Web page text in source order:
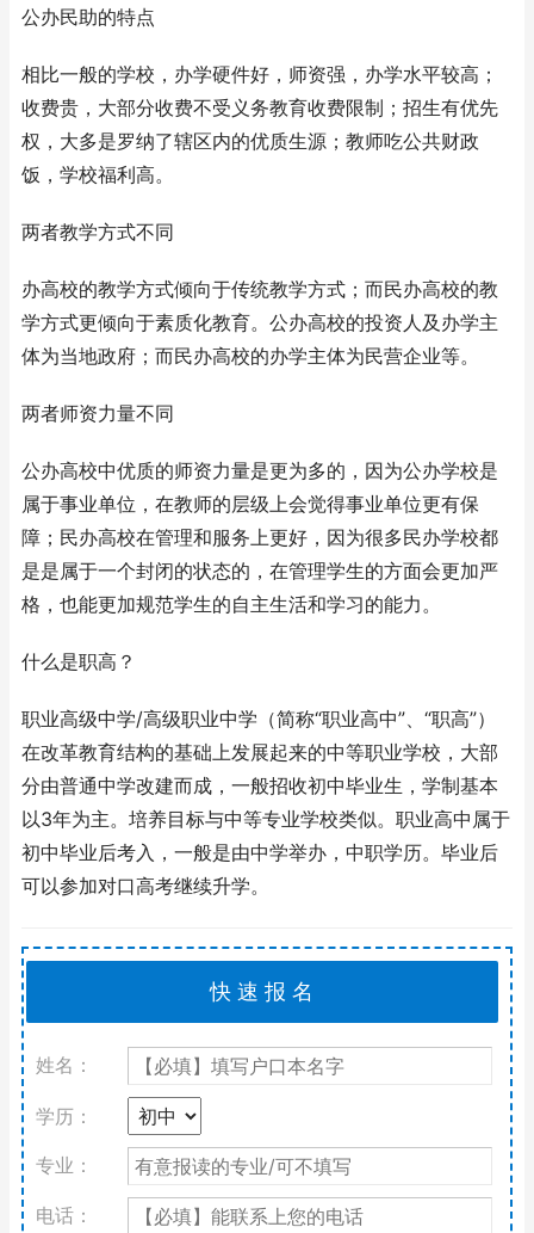
公办民助的特点
相比一般的学校，办学硬件好，师资强，办学水平较高；
收费贵，大部分收费不受义务教育收费限制；招生有优先
权，大多是罗纳了辖区内的优质生源；教师吃公共财政
饭，学校福利高。
两者教学方式不同
办高校的教学方式倾向于传统教学方式；而民办高校的教
学方式更倾向于素质化教育。公办高校的投资人及办学主
体为当地政府；而民办高校的办学主体为民营企业等。
两者师资力量不同
公办高校中优质的师资力量是更为多的，因为公办学校是
属于事业单位，在教师的层级上会觉得事业单位更有保
障；民办高校在管理和服务上更好，因为很多民办学校都
是是属于一个封闭的状态的，在管理学生的方面会更加严
格，也能更加规范学生的自主生活和学习的能力。
什么是职高？
职业高级中学/高级职业中学（简称“职业高中”、“职高”）
在改革教育结构的基础上发展起来的中等职业学校，大部
分由普通中学改建而成，一般招收初中毕业生，学制基本
以3年为主。培养目标与中等专业学校类似。职业高中属于
初中毕业后考入，一般是由中学举办，中职学历。毕业后
可以参加对口高考继续升学。
姓名：
学历：
专业：
电话：